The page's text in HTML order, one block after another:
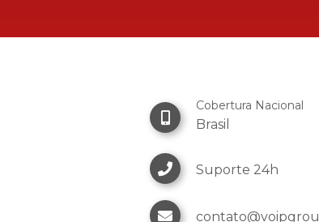
Cobertura Nacional
Brasil
Suporte 24h